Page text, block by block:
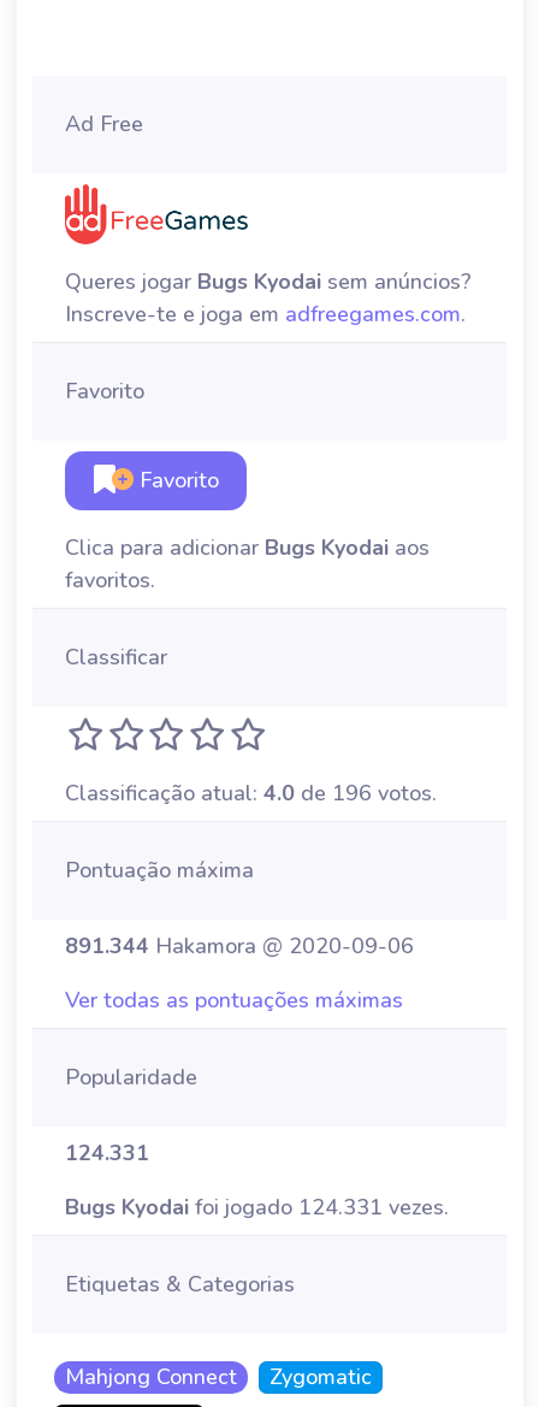
Ad Free
Queres jogar Bugs Kyodai sem anúncios?
Inscreve-te e joga em adfreegames.com.
Favorito
Favorito
Clica para adicionar Bugs Kyodai aos
favoritos.
Classificar
Classificação atual: 4.0 de 196 votos.
Pontuação máxima
891.344 Hakamora @ 2020-09-06
Ver todas as pontuações máximas
Popularidade
124.331
Bugs Kyodai foi jogado 124.331 vezes.
Etiquetas & Categorias
Mahjong Connect
Zygomatic